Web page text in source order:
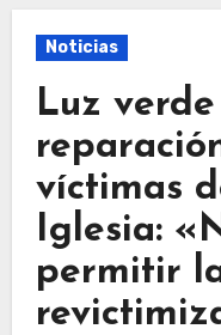
Noticias
Luz
víctimas
Iglesia:
permitir